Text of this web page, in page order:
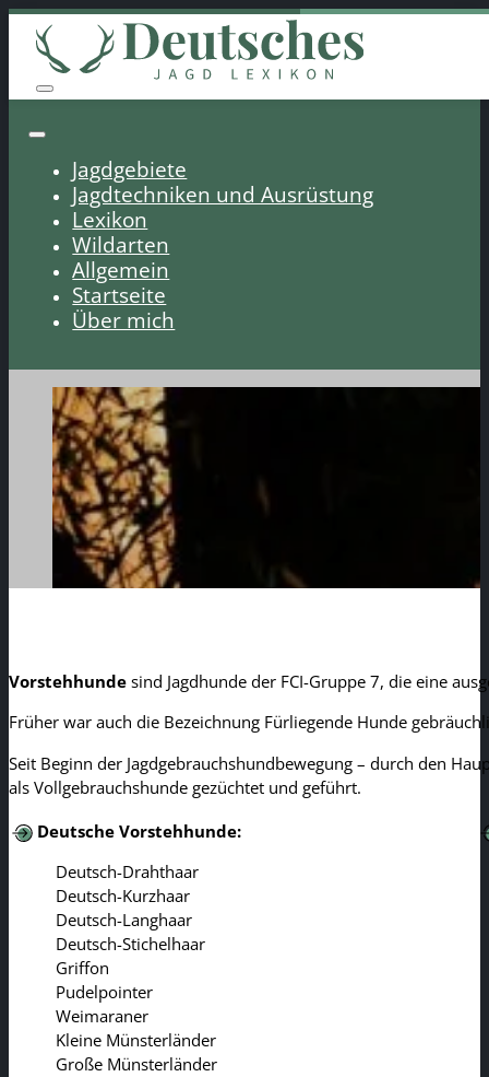
Jagdgebiete
Jagdtechniken und Ausrüstung
Lexikon
Wildarten
Allgemein
Startseite
Über mich
Vorstehhunde sind Jagdhunde der FCI-Gruppe 7, die eine
Früher war auch die Bezeichnung Fürliegende Hunde
Seit Beginn der Jagdgebrauchshundbewegung – durch den
als Vollgebrauchshunde gezüchtet und geführt.
Deutsche Vorstehhunde:
Deutsch-Drahthaar
Deutsch-Kurzhaar
Deutsch-Langhaar
Deutsch-Stichelhaar
Griffon
Pudelpointer
Weimaraner
Kleine Münsterländer
Große Münsterländer